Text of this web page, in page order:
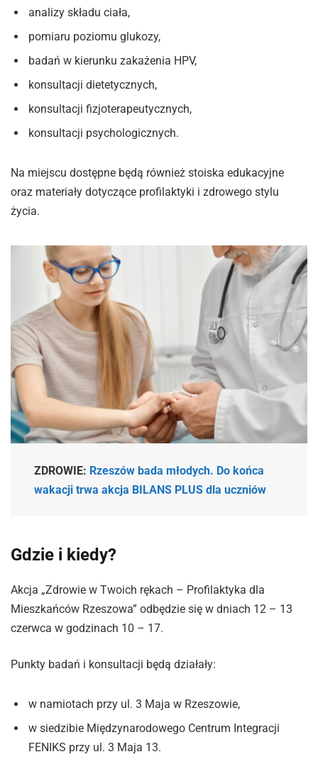
analizy składu ciała,
pomiaru poziomu glukozy,
badań w kierunku zakażenia HPV,
konsultacji dietetycznych,
konsultacji fizjoterapeutycznych,
konsultacji psychologicznych.
Na miejscu dostępne będą również stoiska edukacyjne
oraz materiały dotyczące profilaktyki i zdrowego stylu
życia.
ZDROWIE: Rzeszów bada młodych. Do końca
wakacji trwa akcja BILANS PLUS dla uczniów
Gdzie i kiedy?
Akcja „Zdrowie w Twoich rękach – Profilaktyka dla
Mieszkańców Rzeszowa” odbędzie się w dniach 12 – 13
czerwca w godzinach 10 – 17.
Punkty badań i konsultacji będą działały:
w namiotach przy ul. 3 Maja w Rzeszowie,
w siedzibie Międzynarodowego Centrum Integracji
FENIKS przy ul. 3 Maja 13.